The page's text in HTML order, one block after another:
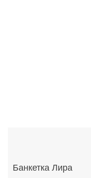
Банкетка Лира